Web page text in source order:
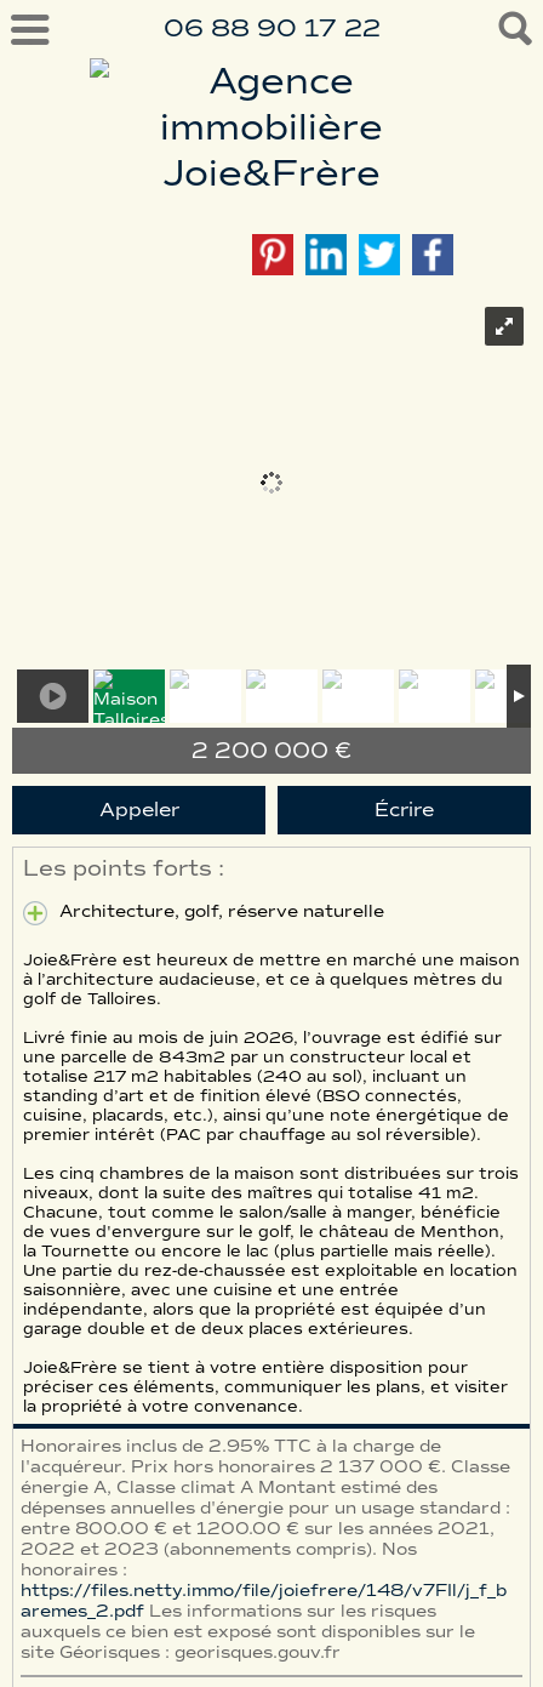
06 88 90 17 22
2 200 000 €
Appeler Écrire
Les points forts :
Architecture, golf, réserve naturelle
Joie&Frère est heureux de mettre en marché une maison
à l’architecture audacieuse, et ce à quelques mètres du
golf de Talloires.
Livré finie au mois de juin 2026, l’ouvrage est édifié sur
une parcelle de 843m2 par un constructeur local et
totalise 217 m2 habitables (240 au sol), incluant un
standing d’art et de finition élevé (BSO connectés,
cuisine, placards, etc.), ainsi qu’une note énergétique de
premier intérêt (PAC par chauffage au sol réversible).
Les cinq chambres de la maison sont distribuées sur trois
niveaux, dont la suite des maîtres qui totalise 41 m2.
Chacune, tout comme le salon/salle à manger, bénéficie
de vues d'envergure sur le golf, le château de Menthon,
la Tournette ou encore le lac (plus partielle mais réelle).
Une partie du rez-de-chaussée est exploitable en location
saisonnière, avec une cuisine et une entrée
indépendante, alors que la propriété est équipée d’un
garage double et de deux places extérieures.
Joie&Frère se tient à votre entière disposition pour
préciser ces éléments, communiquer les plans, et visiter
la propriété à votre convenance.
Honoraires inclus de 2.95% TTC à la charge de
l'acquéreur. Prix hors honoraires 2 137 000 €. Classe
énergie A, Classe climat A Montant estimé des
dépenses annuelles d'énergie pour un usage standard :
entre 800.00 € et 1200.00 € sur les années 2021,
2022 et 2023 (abonnements compris). Nos
honoraires :
https://files.netty.immo/file/joiefrere/148/v7FIl/j_f_b
aremes_2.pdf Les informations sur les risques
auxquels ce bien est exposé sont disponibles sur le
site Géorisques : georisques.gouv.fr